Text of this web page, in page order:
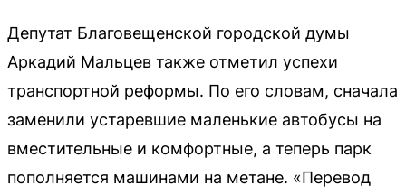
Депутат Благовещенской городской думы
Аркадий Мальцев также отметил успехи
транспортной реформы. По его словам, сначала
заменили устаревшие маленькие автобусы на
вместительные и комфортные, а теперь парк
пополняется машинами на метане. «Перевод